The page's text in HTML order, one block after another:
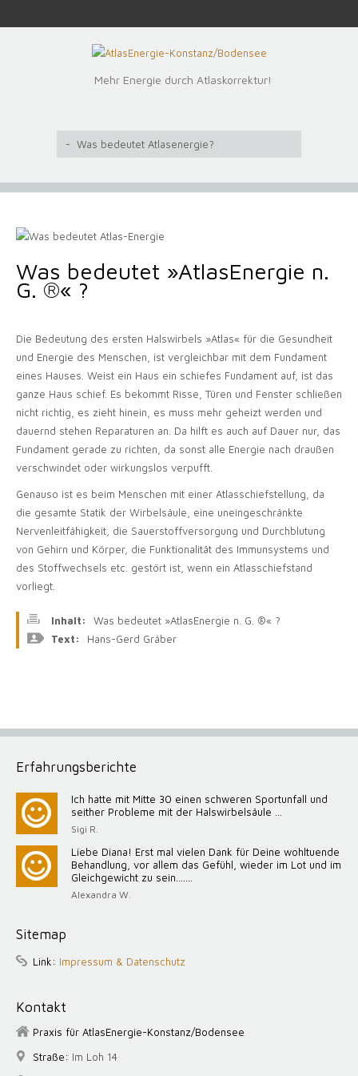
Mehr Energie durch Atlaskorrektur!
Was bedeutet »AtlasEnergie n.
G. ®« ?
Die Bedeutung des ersten Halswirbels »Atlas« für die Gesundheit
und Energie des Menschen, ist vergleichbar mit dem Fundament
eines Hauses. Weist ein Haus ein schiefes Fundament auf, ist das
ganze Haus schief. Es bekommt Risse, Türen und Fenster schließen
nicht richtig, es zieht hinein, es muss mehr geheizt werden und
dauernd stehen Reparaturen an. Da hilft es auch auf Dauer nur, das
Fundament gerade zu richten, da sonst alle Energie nach draußen
verschwindet oder wirkungslos verpufft.
Genauso ist es beim Menschen mit einer Atlasschiefstellung, da
die gesamte Statik der Wirbelsäule, eine uneingeschränkte
Nervenleitfähigkeit, die Sauerstoffversorgung und Durchblutung
von Gehirn und Körper, die Funktionalität des Immunsystems und
des Stoffwechsels etc. gestört ist, wenn ein Atlasschiefstand
vorliegt.
Inhalt:
Was bedeutet »AtlasEnergie n. G. ®« ?
Text:
Hans-Gerd Gräber
Erfahrungsberichte
Ich hatte mit Mitte 30 einen schweren Sportunfall und
seither Probleme mit der Halswirbelsäule ...
Sigi R.
Liebe Diana! Erst mal vielen Dank für Deine wohltuende
Behandlung, vor allem das Gefühl, wieder im Lot und im
Gleichgewicht zu sein.......
Alexandra W.
Sitemap
Link: Impressum & Datenschutz
Kontakt
Praxis für AtlasEnergie-Konstanz/Bodensee
Straße: Im Loh 14